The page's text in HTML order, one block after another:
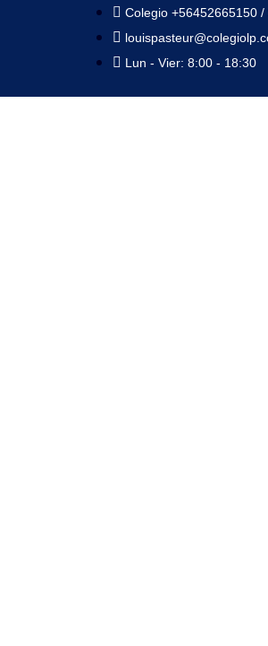
Colegio +56452665150
Lun - Vier: 8:00 - 18:30